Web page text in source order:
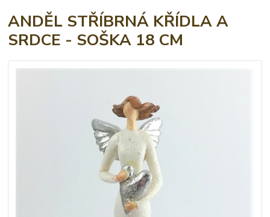
ANDĚL STŘÍBRNÁ KŘÍDLA A
SRDCE - SOŠKA 18 CM